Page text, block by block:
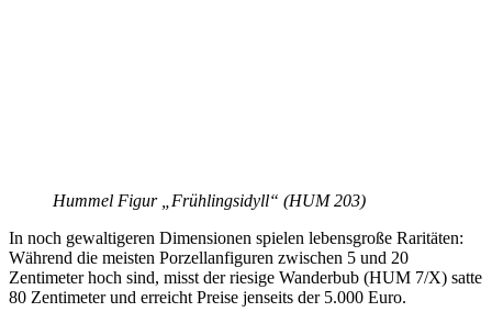
Hummel Figur „Frühlingsidyll“ (HUM 203)
In noch gewaltigeren Dimensionen spielen lebensgroße Raritäten:
Während die meisten Porzellanfiguren zwischen 5 und 20
Zentimeter hoch sind, misst der riesige Wanderbub (HUM 7/X) satte
80 Zentimeter und erreicht Preise jenseits der 5.000 Euro.